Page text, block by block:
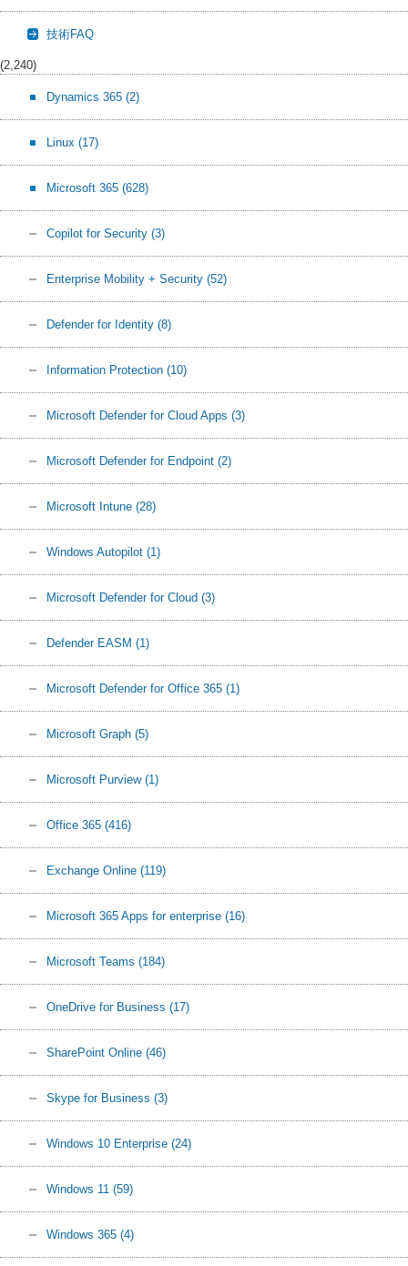
技術FAQ
(2,240)
Dynamics 365 (2)
Linux (17)
Microsoft 365 (628)
Copilot for Security (3)
Enterprise Mobility + Security (52)
Defender for Identity (8)
Information Protection (10)
Microsoft Defender for Cloud Apps (3)
Microsoft Defender for Endpoint (2)
Microsoft Intune (28)
Windows Autopilot (1)
Microsoft Defender for Cloud (3)
Defender EASM (1)
Microsoft Defender for Office 365 (1)
Microsoft Graph (5)
Microsoft Purview (1)
Office 365 (416)
Exchange Online (119)
Microsoft 365 Apps for enterprise (16)
Microsoft Teams (184)
OneDrive for Business (17)
SharePoint Online (46)
Skype for Business (3)
Windows 10 Enterprise (24)
Windows 11 (59)
Windows 365 (4)